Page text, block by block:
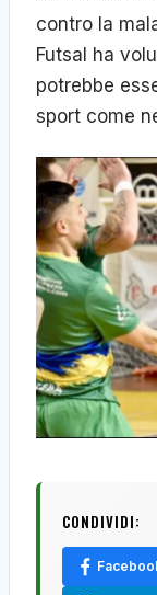
contro la
Futsal ha
potrebbe
sport come
CONDIVIDI: